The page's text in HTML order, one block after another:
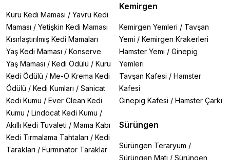
Kuru Kedi Maması / Yavru Kedi
Maması / Yetişkin Kedi Maması
Kısırlaştırılmış Kedi Mamaları
Yaş Kedi Maması / Konserve
Yaş Maması / Kedi Ödülü / Kuru
Kedi Ödülü / Me-O Krema Kedi
Ödülü / Kedi Kumları / Sanicat
Kedi Kumu / Ever Clean Kedi
Kumu / Lindocat Kedi Kumu /
Akıllı Kedi Tuvaleti / Mama Kabı
Kedi Tırmalama Tahtaları / Kedi
Tarakları / Furminator Taraklar
Kemirgen
Kemirgen Yemleri / Tavşan
Yemi / Kemirgen Krakerleri
Hamster Yemi / Ginepig
Yemleri
Tavşan Kafesi / Hamster
Kafesi
Ginepig Kafesi / Hamster Çarkı
Sürüngen
Sürüngen Teraryum /
Sürüngen Matı / Sürüngen